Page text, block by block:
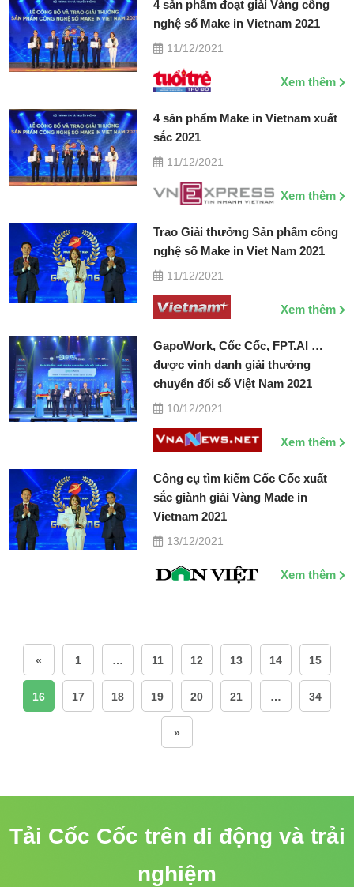
4 sản phẩm đoạt giải Vàng công
nghệ số Make in Vietnam 2021
11/12/2021
Xem thêm
4 sản phẩm Make in Vietnam xuất
sắc 2021
11/12/2021
Xem thêm
Trao Giải thưởng Sản phẩm công
nghệ số Make in Viet Nam 2021
11/12/2021
Xem thêm
GapoWork, Cốc Cốc, FPT.AI …
được vinh danh giải thưởng
chuyển đổi số Việt Nam 2021
10/12/2021
Xem thêm
Công cụ tìm kiếm Cốc Cốc xuất
sắc giành giải Vàng Made in
Vietnam 2021
13/12/2021
Xem thêm
« 1 … 11 12 13 14 15
16 17 18 19 20 21 … 34
»
Tải Cốc Cốc trên di động và trải
nghiệm